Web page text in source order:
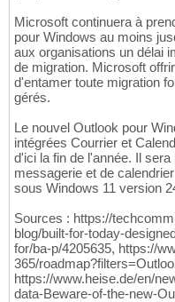
Microsoft continuera à
pour Windows au moins
aux organisations un délai
de migration. Microsoft
d'entamer toute migration
gérés.
Le nouvel Outlook pour
intégrées Courrier et
d'ici la fin de l'année. Il
messagerie et de
sous Windows 11 version
Sources : https://
blog/built-for-today-
for/ba-p/4205635, https://
365/
https://www.heise.de/en/
data-Beware-of-the-new-